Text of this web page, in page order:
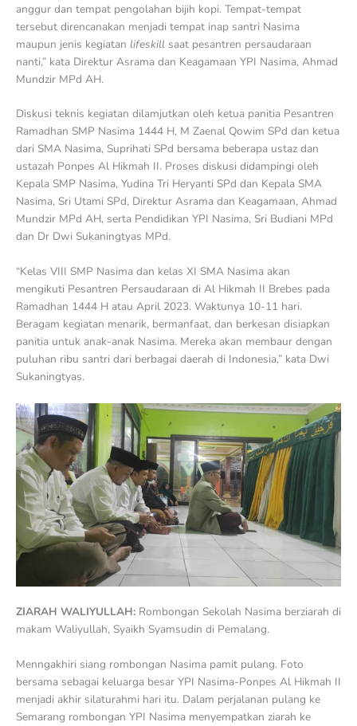
anggur dan tempat pengolahan bijih kopi. Tempat-tempat
tersebut direncanakan menjadi tempat inap santri Nasima
maupun jenis kegiatan lifeskill saat pesantren persaudaraan
nanti,” kata Direktur Asrama dan Keagamaan YPI Nasima, Ahmad
Mundzir MPd AH.
Diskusi teknis kegiatan dilamjutkan oleh ketua panitia Pesantren
Ramadhan SMP Nasima 1444 H, M Zaenal Qowim SPd dan ketua
dari SMA Nasima, Suprihati SPd bersama beberapa ustaz dan
ustazah Ponpes Al Hikmah II. Proses diskusi didampingi oleh
Kepala SMP Nasima, Yudina Tri Heryanti SPd dan Kepala SMA
Nasima, Sri Utami SPd, Direktur Asrama dan Keagamaan, Ahmad
Mundzir MPd AH, serta Pendidikan YPI Nasima, Sri Budiani MPd
dan Dr Dwi Sukaningtyas MPd.
“Kelas VIII SMP Nasima dan kelas XI SMA Nasima akan
mengikuti Pesantren Persaudaraan di Al Hikmah II Brebes pada
Ramadhan 1444 H atau April 2023. Waktunya 10-11 hari.
Beragam kegiatan menarik, bermanfaat, dan berkesan disiapkan
panitia untuk anak-anak Nasima. Mereka akan membaur dengan
puluhan ribu santri dari berbagai daerah di Indonesia,” kata Dwi
Sukaningtyas.
ZIARAH WALIYULLAH: Rombongan Sekolah Nasima berziarah di
makam Waliyullah, Syaikh Syamsudin di Pemalang.
Menngakhiri siang rombongan Nasima pamit pulang. Foto
bersama sebagai keluarga besar YPI Nasima-Ponpes Al Hikmah II
menjadi akhir silaturahmi hari itu. Dalam perjalanan pulang ke
Semarang rombongan YPI Nasima menyempatkan ziarah ke